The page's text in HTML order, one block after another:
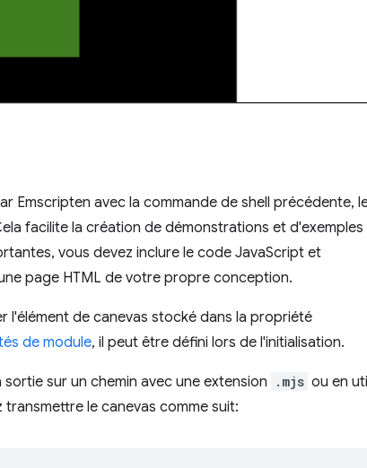
Emscripten avec la commande de shell précédente,
facilite la création de démonstrations et d'exemples
vous devez inclure le code JavaScript et
page HTML de votre propre conception.
l'élément de canevas stocké dans la propriété
de module, il peut être défini lors de l'initialisation.
sortie sur un chemin avec une extension .mjs ou en
transmettre le canevas comme suit: